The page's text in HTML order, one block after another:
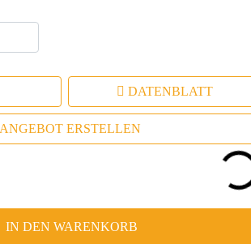
DATENBLATT
ANGEBOT ERSTELLEN
IN DEN WARENKORB